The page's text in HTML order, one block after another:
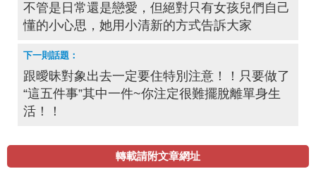
不管是日常還是戀愛，但絕對只有女孩兒們自己
懂的小心思，她用小清新的方式告訴大家
跟曖昧對象出去一定要住特別注意！！只要做了
“這五件事”其中一件~你注定很難擺脫離單身生
活！！
轉載請附文章網址